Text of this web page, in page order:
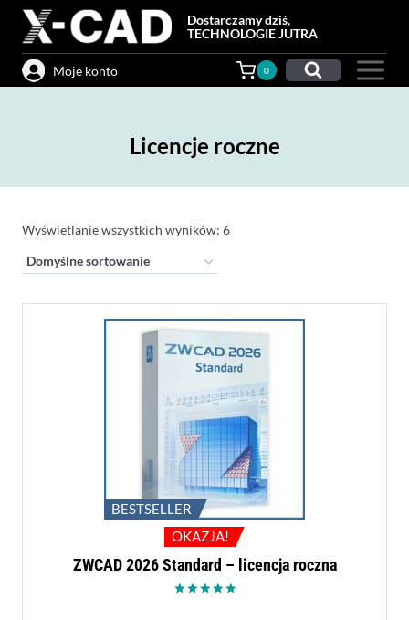
Przejdź
treści
Dostarczamy dziś,
TECHNOLOGIE JUTRA
Moje konto 0
Licencje roczne
Wyświetlanie wszystkich wyników: 6
BESTSELLER
OKAZJA!
ZWCAD 2026 Standard – licencja roczna